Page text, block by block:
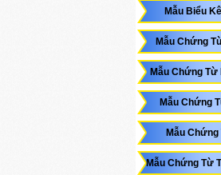
Mẫu Biểu
Mẫu Chứng
Mẫu Chứng Từ
Mẫu Chứng
Mẫu Chứng
Mẫu Chứng Từ